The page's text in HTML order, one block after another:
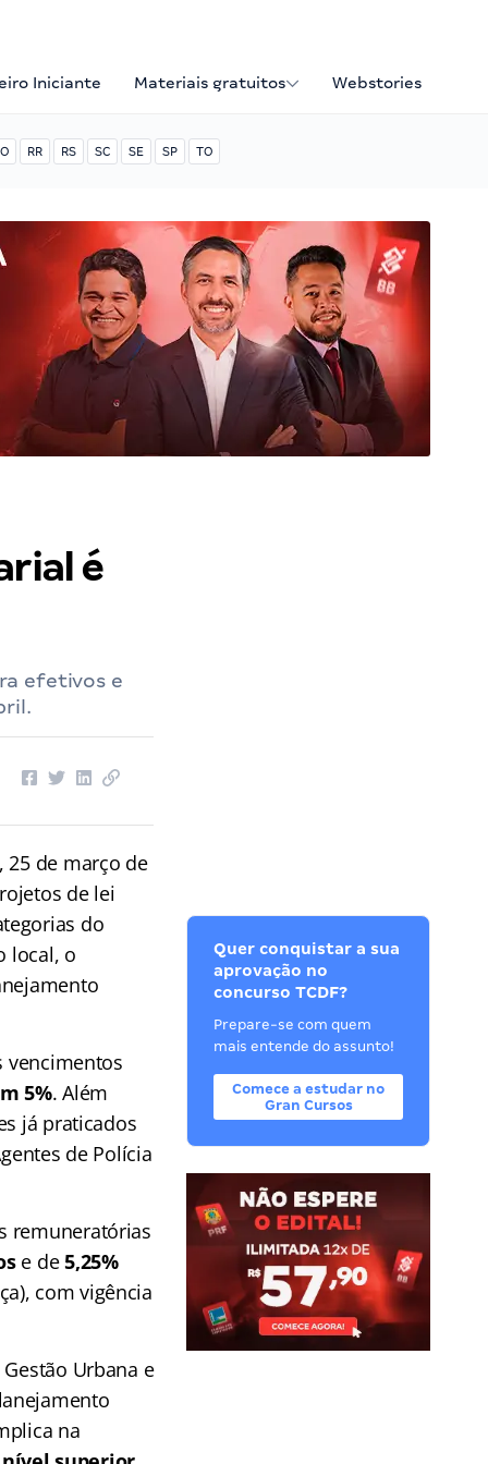
Iniciante Materiais gratuitos Webstories
RR RS SC SE SP TO
é
efetivos e
25 de março de
de lei
do
local, o
vencimentos
5%. Além
já praticados
de Polícia
remuneratórias
e de5,25%
com vigência
Urbana e
na
Quer conquistar a sua
aprovação no
concurso TCDF?
Prepare-se com quem
mais entende do assunto!
Comece a estudar no
Gran Cursos